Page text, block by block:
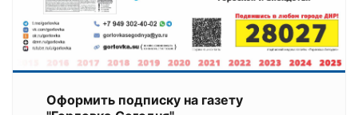
Оформить подписку на газету